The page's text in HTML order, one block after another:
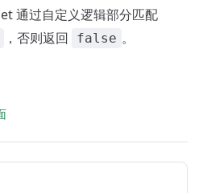
通过自定义逻辑部分匹配
，否则返回 false 。